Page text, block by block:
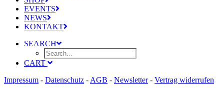
EVENTS
NEWS
KONTAKT
SEARCH
CART
Impressum - Datenschutz - AGB - Newsletter- Vertrag widerrufen